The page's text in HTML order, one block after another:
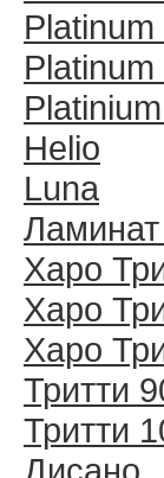
Platinum
Helio
Luna
Харо
Харо
Харо
Тритти
Тритти